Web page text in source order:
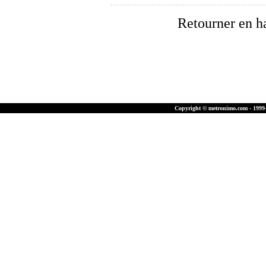
Retourner en
Copyright © metronimo.com -